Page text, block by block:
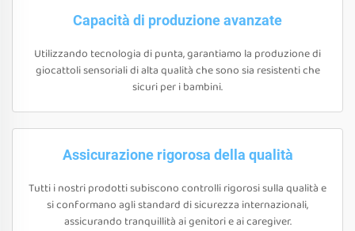
Capacità di produzione avanzate
Utilizzando tecnologia di punta, garantiamo la produzione di
giocattoli sensoriali di alta qualità che sono sia resistenti che
sicuri per i bambini.
Assicurazione rigorosa della qualità
Tutti i nostri prodotti subiscono controlli rigorosi sulla qualità e
si conformano agli standard di sicurezza internazionali,
assicurando tranquillità ai genitori e ai caregiver.